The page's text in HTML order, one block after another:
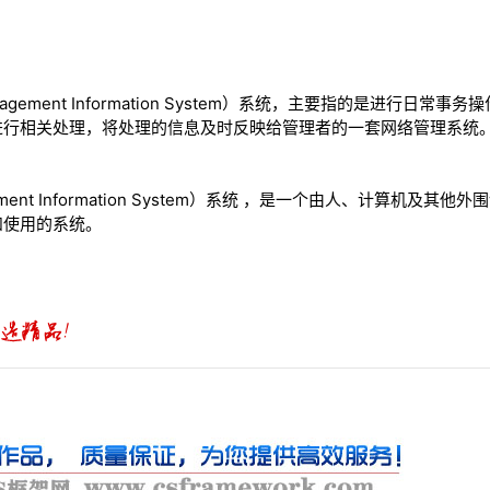
Information System）系统，主要指的是进行日常事务操
相关处理，将处理的信息及时反映给管理者的一套网络管理系统。
Information System）系统 ，是一个由人、计算机及其他外
用的系统。